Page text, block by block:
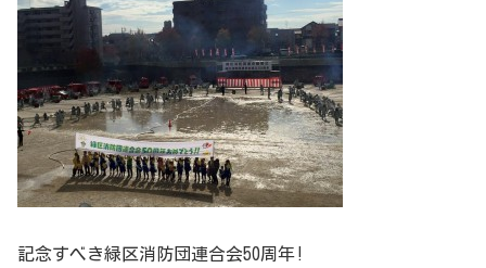
記念すべき緑区消防団連合会50周年!